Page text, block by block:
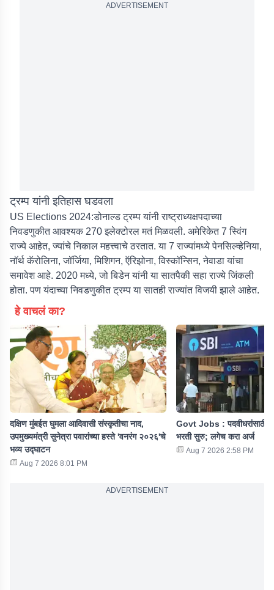
ADVERTISEMENT
ट्रम्प यांनी इतिहास घडवला
US Elections 2024:डोनाल्ड ट्रम्प यांनी राष्ट्राध्यक्षपदाच्या
निवडणुकीत आवश्यक 270 इलेक्टोरल मतं मिळवली. अमेरिकेत 7 स्विंग
राज्ये आहेत, ज्यांचे निकाल महत्त्वाचे ठरतात. या 7 राज्यांमध्ये पेनसिल्व्हेनिया,
नॉर्थ कॅरोलिना, जॉर्जिया, मिशिगन, ऍरिझोना, विस्कॉन्सिन, नेवाडा यांचा
समावेश आहे. 2020 मध्ये, जो बिडेन यांनी या सातपैकी सहा राज्ये जिंकली
होता. पण यंदाच्या निवडणुकीत ट्रम्प या सातही राज्यांत विजयी झाले आहेत.
हे वाचलं का?
दक्षिण मुंबईत घुमला आदिवासी संस्कृतीचा नाद,
उपमुख्यमंत्री सुनेत्रा पवारांच्या हस्ते 'वनरंग २०२६'चे
भव्य उद्घाटन
Aug 7 2026 8:01 PM
Govt Jobs : पदवीधरांसाठी
भरती सुरु; लगेच करा अर्ज
Aug 7 2026 2:58 PM
ADVERTISEMENT